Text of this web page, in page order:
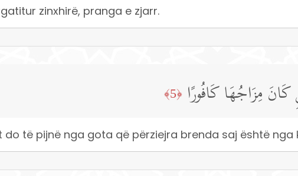
zinxhirë, pranga e zjarr.
مِزَاجُهَا كَافُورًا ﴿5﴾
do të pijnë nga gota që përziejra brenda saj është